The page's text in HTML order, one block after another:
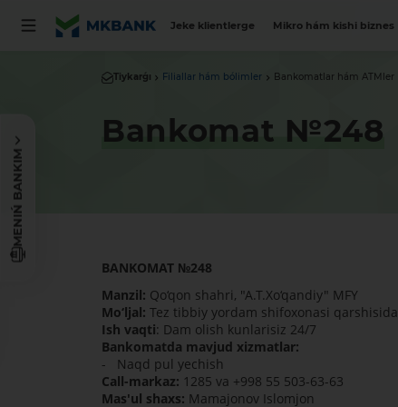
Jeke klientlerge Mikro hám kishi biznes
MENIŃ BANKIM
Tiykarǵı Filiallar hám bólimler Bankomatlar hám ATMler
Bankomat №248
BANKOMAT №248
Manzil: Qo‘qon shahri, "A.T.Xo‘qandiy" MFY
Mo‘ljal: Tez tibbiy yordam shifoxonasi qarshisida
Ish vaqti: Dam olish kunlarisiz 24/7
Bankomatda mavjud xizmatlar:
- Naqd pul yechish
Call-markaz: 1285 va +998 55 503-63-63
Mas'ul shaxs: Mamajonov Islomjon